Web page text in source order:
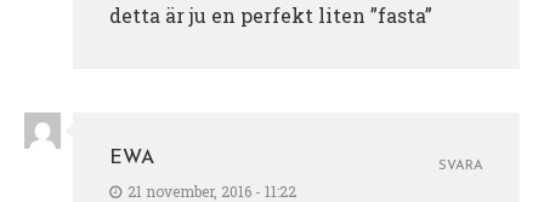
detta är ju en perfekt liten ”fasta”
EWA
21 november, 2016 - 11:22
SVARA